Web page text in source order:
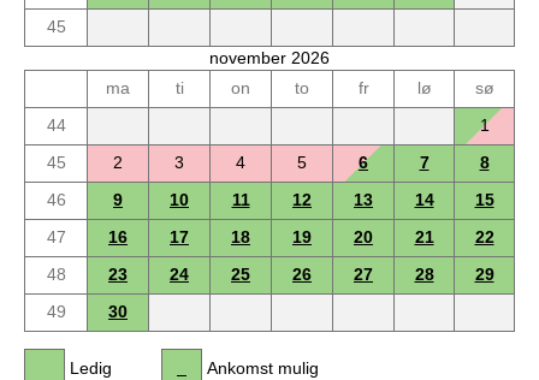
45
november 2026
ma
ti on to fr lø
sø
44
1
45
2 3 4 5 6 7
8
46
9 10 11 12 13 14
15
47
16 17 18 19 20 21
22
48
23 24 25 26 27 28
29
49
30
Ledig Ankomst mulig